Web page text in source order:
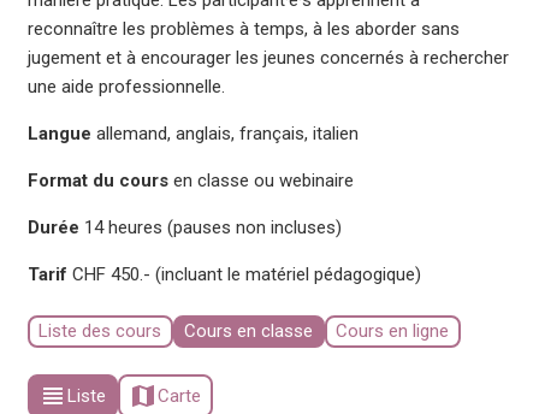
reconnaître les problèmes à temps, à les aborder sans
jugement et à encourager les jeunes concernés à rechercher
une aide professionnelle.
Langue allemand, anglais, français, italien
Format du coursen classe ou webinaire
Durée 14 heures (pauses non incluses)
Tarif CHF 450.- (incluant le matériel pédagogique)
Liste des cours Cours en classe Cours en ligne
view_headline Liste map Carte